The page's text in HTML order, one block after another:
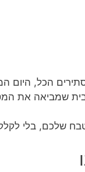
הכל, היום
שמביאה את
שלכם, בלי